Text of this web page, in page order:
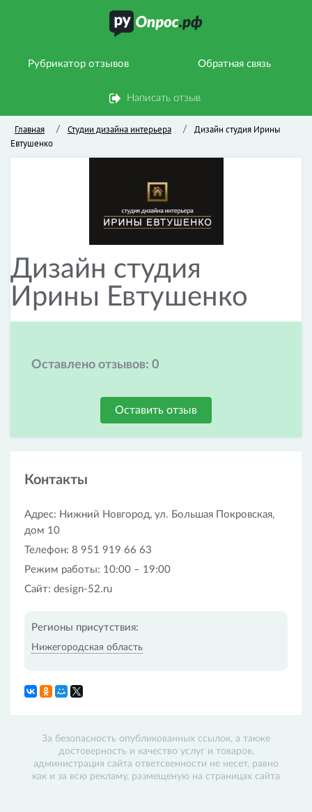
Рубрикатор отзывов Обратная связь
Написать отзыв
Главная / Студии дизайна интерьера /
Дизайн студия Ирины
Евтушенко
Дизайн студия
Ирины Евтушенко
Оставлено отзывов: 0
Оставить отзыв
Контакты
Адрес: Нижний Новгород, ул. Большая Покровская,
дом 10
Телефон: 8 951 919 66 63
Режим работы: 10:00 – 19:00
Сайт: design-52.ru
Регионы присутствия:
Нижегородская область
За безопасность опубликованных ссылок, а также
достоверность и качество услуг и товаров,
администрация сайта ответсвенности не несет, равно
как и за всю рекламу, размещеную на страницах сайта